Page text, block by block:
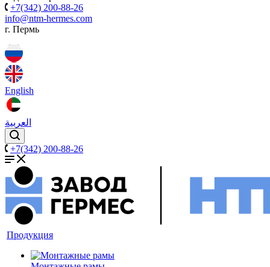
+7(342) 200-88-26
info@ntm-hermes.com
г. Пермь
English
العربية
+7(342) 200-88-26
Продукция